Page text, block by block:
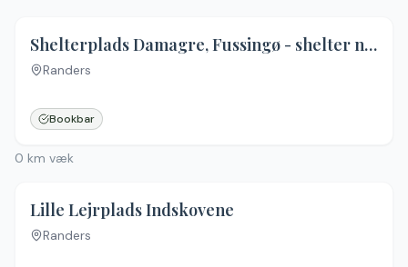
Shelterplads Damagre, Fussingø - shelter nr. 1 (bookbar)
Randers
Bookbar
0 km væk
Lille Lejrplads Indskovene
Randers